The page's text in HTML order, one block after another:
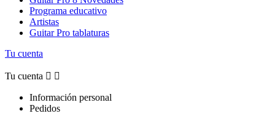
Programa educativo
Artistas
Guitar Pro tablaturas
Tu cuenta
Tu cuenta  
Información personal
Pedidos